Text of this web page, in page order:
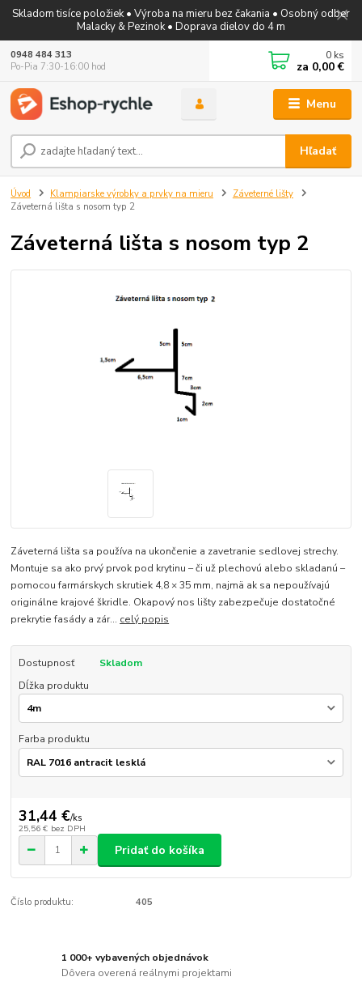
Skladom tisíce položiek • Výroba na mieru bez čakania • Osobný odber
Malacky & Pezinok • Doprava dielov do 4 m
Menu
Hľadať
0948 484 313
Po-Pia 7:30-16:00 hod
0 ks
za 0,00 €
Úvod Klampiarske výrobky a prvky na mieru
Záveterné lišty
Záveterná lišta s nosom typ 2
Záveterná lišta s nosom typ 2
Záveterná lišta sa používa na ukončenie a zavetranie sedlovej strechy.
Montuje sa ako prvý prvok pod krytinu – či už plechovú alebo skladanú –
pomocou farmárskych skrutiek 4,8 × 35 mm, najmä ak sa nepoužívajú
originálne krajové škridle. Okapový nos lišty zabezpečuje dostatočné
prekrytie fasády a zár... celý popis
Dostupnosť
Skladom
Dĺžka produktu
Farba produktu
31,44 €/ks
25,56 € bez DPH
Pridať do košíka
Číslo produktu: 405
1 000+ vybavených objednávok
Dôvera overená reálnymi projektami